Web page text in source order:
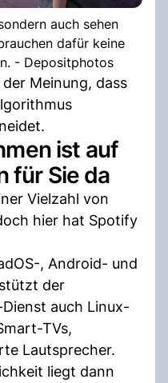
auch sehen
dafür keine
- Depositphotos
Meinung, dass
ist auf
für Sie da
Vielzahl von
hier hat Spotify
, Android- und
der
auch Linux-
TVs,
Lautsprecher.
liegt dann